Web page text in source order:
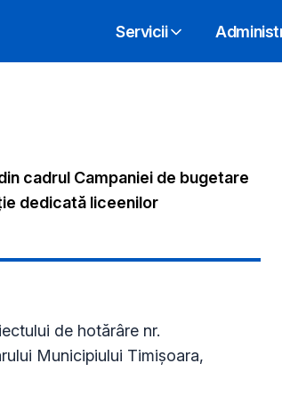
Servicii
cadrul Campaniei de bugetare
dedicată liceenilor
de hotărâre nr.
Municipiului Timișoara,